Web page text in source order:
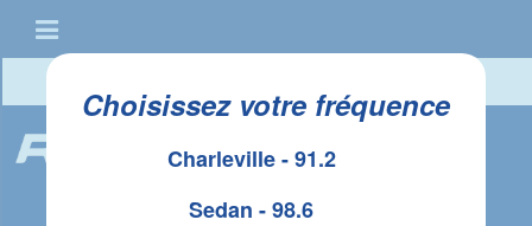
Choisissez votre fréquence
Charleville - 91.2
Sedan - 98.6